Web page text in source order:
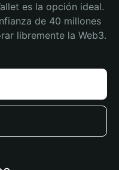
es la opción ideal.
de 40 millones
libremente la Web3.